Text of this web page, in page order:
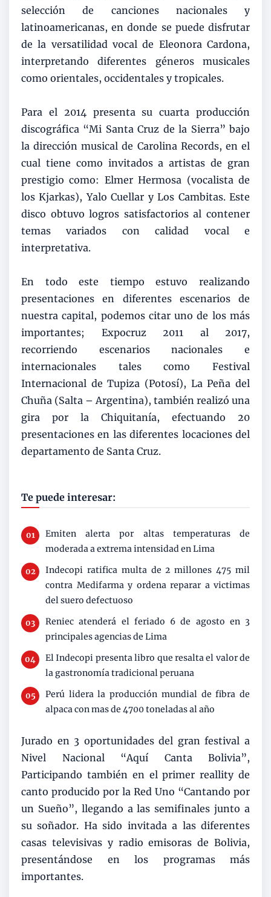
selección de canciones nacionales y
latinoamericanas, en donde se puede disfrutar
de la versatilidad vocal de Eleonora Cardona,
interpretando diferentes géneros musicales
como orientales, occidentales y tropicales.
Para el 2014 presenta su cuarta producción
discográfica “Mi Santa Cruz de la Sierra” bajo
la dirección musical de Carolina Records, en el
cual tiene como invitados a artistas de gran
prestigio como: Elmer Hermosa (vocalista de
los Kjarkas), Yalo Cuellar y Los Cambitas. Este
disco obtuvo logros satisfactorios al contener
temas variados con calidad vocal e
interpretativa.
En todo este tiempo estuvo realizando
presentaciones en diferentes escenarios de
nuestra capital, podemos citar uno de los más
importantes; Expocruz 2011 al 2017,
recorriendo escenarios nacionales e
internacionales tales como Festival
Internacional de Tupiza (Potosí), La Peña del
Chuña (Salta – Argentina), también realizó una
gira por la Chiquitanía, efectuando 20
presentaciones en las diferentes locaciones del
departamento de Santa Cruz.
Te puede interesar:
Emiten alerta por altas temperaturas de
moderada a extrema intensidad en Lima
Indecopi ratifica multa de 2 millones 475 mil
contra Medifarma y ordena reparar a victimas
del suero defectuoso
Reniec atenderá el feriado 6 de agosto en 3
principales agencias de Lima
El Indecopi presenta libro que resalta el valor de
la gastronomía tradicional peruana
Perú lidera la producción mundial de fibra de
alpaca con mas de 4700 toneladas al año
Jurado en 3 oportunidades del gran festival a
Nivel Nacional “Aquí Canta Bolivia”,
Participando también en el primer reallity de
canto producido por la Red Uno “Cantando por
un Sueño”, llegando a las semifinales junto a
su soñador. Ha sido invitada a las diferentes
casas televisivas y radio emisoras de Bolivia,
presentándose en los programas más
importantes.